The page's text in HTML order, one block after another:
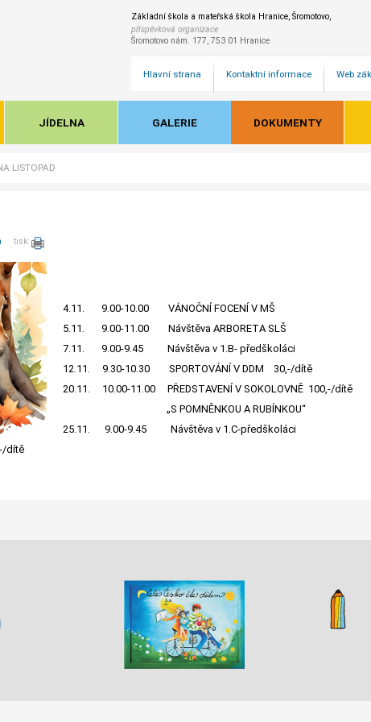
Základní škola a mateřská škola Hranice, Šromotovo,
příspěvková organizace
Šromotovo nám. 177, 753 01 Hranice
Hlavní strana Kontaktní informace Web
JÍDELNA GALERIE DOKUMENTY
LISTOPAD
tisk:
4.11. 9.00-10.00 VÁNOČNÍ FOCENÍ V MŠ
5.11. 9.00-11.00 Návštěva ARBORETA SLŠ
7.11. 9.00-9.45 Návštěva v 1.B- předškoláci
12.11. 9.30-10.30 SPORTOVÁNÍ V DDM 30,-/dítě
20.11. 10.00-11.00 PŘEDSTAVENÍ V SOKOLOVNĚ 100,-/dítě
„S POMNĚNKOU A RUBÍNKOU“
25.11. 9.00-9.45 Návštěva v 1.C-předškoláci
dítě